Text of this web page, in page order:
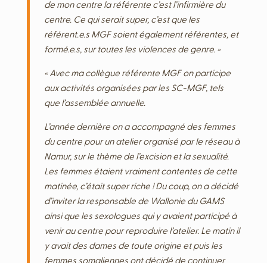
de mon centre la référente c’est l’infirmière du
centre. Ce qui serait super, c’est que les
référent.e.s MGF soient également référentes, et
formé.e.s, sur toutes les violences de genre. »
« Avec ma collègue référente MGF on participe
aux activités organisées par les SC-MGF, tels
que l’assemblée annuelle.
L’année dernière on a accompagné des femmes
du centre pour un atelier organisé par le réseau à
Namur, sur le thème de l’excision et la sexualité.
Les femmes étaient vraiment contentes de cette
matinée, c’était super riche ! Du coup, on a décidé
d’inviter la responsable de Wallonie du GAMS
ainsi que les sexologues qui y avaient participé à
venir au centre pour reproduire l’atelier. Le matin il
y avait des dames de toute origine et puis les
femmes somaliennes ont décidé de continuer